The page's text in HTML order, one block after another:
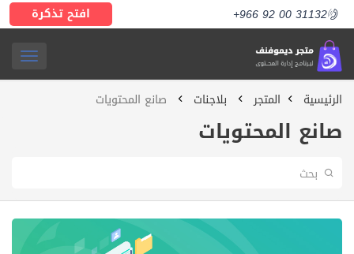
+966 92 00 31132 افتح تذكرة
الرئيسية المتجر بلاجنات صانع المحتويات
صانع المحتويات